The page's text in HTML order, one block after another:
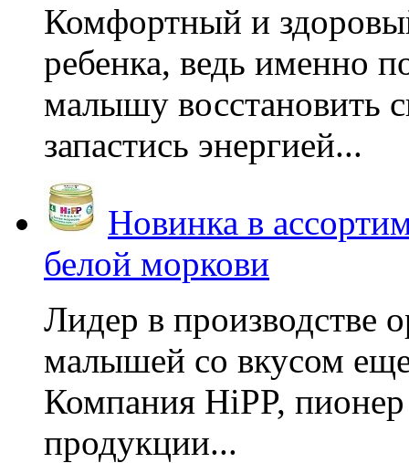
Комфортный и
ребенка, ведь именно
малышу восстановить
запастись энергией...
Новинка в
белой моркови
Лидер в производстве
малышей со вкусом
Компания HiPP, пионер
продукции...